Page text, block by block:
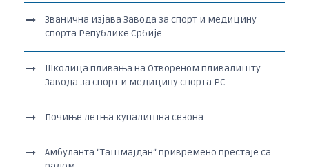
Званична изјава Завода за спорт и медицину
спорта Републике Србије
Школица пливања на Отвореном пливалишту
Завода за спорт и медицину спорта РС
Почиње летња купалишна сезона
Амбуланта “Ташмајдан“ привремено престаје са